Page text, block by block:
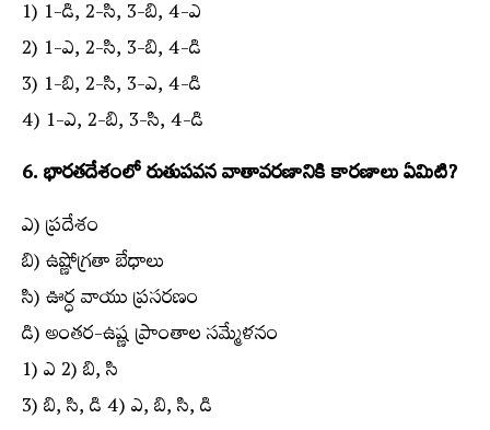
1) 1-డి, 2-సి, 3-బి, 4-ఎ
2) 1-ఎ, 2-సి, 3-బి, 4-డి
3) 1-బి, 2-సి, 3-ఎ, 4-డి
4) 1-ఎ, 2-బి, 3-సి, 4-డి
6. భారతదేశంలో రుతుపవన వాతావరణానికి కారణాలు ఏమిటి?
ఎ) ప్రదేశం
బి) ఉష్ణోగ్రతా బేధాలు
సి) ఊర్ధ వాయు ప్రసరణం
డి) అంతర-ఉష్ణ ప్రాంతాల సమ్మేళనం
1) ఎ 2) బి, సి
3) బి, సి, డి 4) ఎ, బి, సి, డి